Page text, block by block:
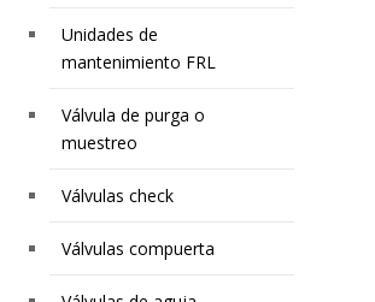
Unidades de
mantenimiento FRL
Válvula de purga o
muestreo
Válvulas check
Válvulas compuerta